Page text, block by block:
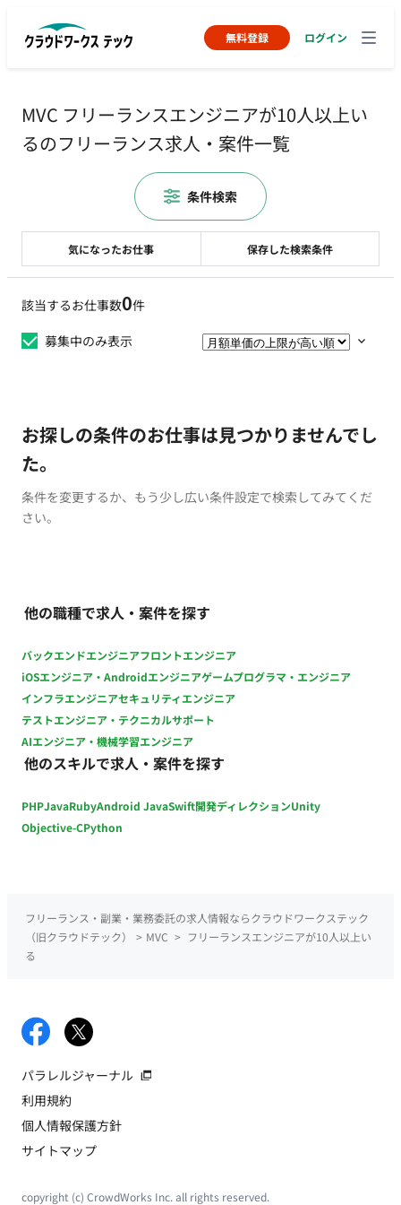
無料登録 ログイン
MVC フリーランスエンジニアが10人以上い
るのフリーランス求人・案件一覧
該当するお仕事数0件
募集中のみ表示
お探しの条件のお仕事は見つかりませんでし
た。
条件を変更するか、もう少し広い条件設定で検索してみてくだ
さい。
他の職種で求人・案件を探す
バックエンドエンジニアフロントエンジニア
iOSエンジニア・Androidエンジニアゲームプログラマ・エンジニア
インフラエンジニアセキュリティエンジニア
テストエンジニア・テクニカルサポート
AIエンジニア・機械学習エンジニア
他のスキルで求人・案件を探す
PHPJavaRubyAndroid JavaSwift開発ディレクションUnity
Objective-CPython
気になったお仕事 保存した検索条件
条件検索
フリーランス・副業・業務委託の求人情報ならクラウドワークステック
（旧クラウドテック）
> MVC > フリーランスエンジニアが10人以上い
る
パラレルジャーナル
利用規約
個人情報保護方針
サイトマップ
copyright (c) CrowdWorks Inc. all rights reserved.